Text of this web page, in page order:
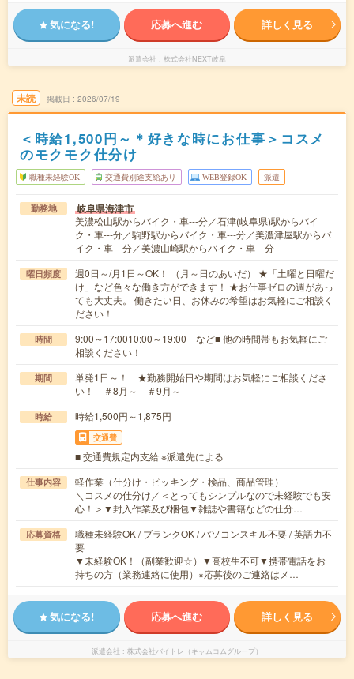
気になる! 応募へ進む 詳しく見る
派遣会社 株式会社NEXT岐阜
未読 掲載日 2026/07/19
＜時給1,500円～＊好きな時にお仕事＞コスメ
のモクモク仕分け
職種未経験OK 交通費別途支給あり WEB登録OK 派遣
勤務地 岐阜県海津市
美濃松山駅からバイク・車---分／石津(岐阜県)駅からバイ
ク・車---分／駒野駅からバイク・車---分／美濃津屋駅からバ
イク・車---分／美濃山崎駅からバイク・車---分
曜日頻度
週0日～/月1日～OK！ （月～日のあいだ） ★「土曜と日曜だ
け」など色々な働き方ができます！ ★お仕事ゼロの週があっ
ても大丈夫。 働きたい日、お休みの希望はお気軽にご相談く
ださい！
時間
9:00～17:0010:00～19:00 など■ 他の時間帯もお気軽にご
相談ください！
期間
単発1日～！ ★勤務開始日や期間はお気軽にご相談くださ
い！ ＃8月～ ＃9月～
時給 時給1,500円～1,875円
交通費
■ 交通費規定内支給 ※派遣先による
仕事内容
軽作業（仕分け・ピッキング・検品、商品管理）
＼コスメの仕分け／＜とってもシンプルなので未経験でも安
心！＞▼封入作業及び梱包▼雑誌や書籍などの仕分…
応募資格
職種未経験OK / ブランクOK / パソコンスキル不要 / 英語力不
要
▼未経験OK！（副業歓迎☆）▼高校生不可▼携帯電話をお
持ちの方（業務連絡に使用）※応募後のご連絡はメ…
気になる! 応募へ進む 詳しく見る
派遣会社 株式会社バイトレ（キャムコムグループ）